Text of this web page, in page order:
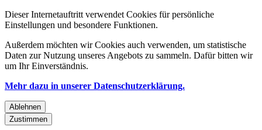
Dieser Internetauftritt verwendet Cookies für persönliche
Einstellungen und besondere Funktionen.
Außerdem möchten wir Cookies auch verwenden, um statistische
Daten zur Nutzung unseres Angebots zu sammeln. Dafür bitten wir
um Ihr Einverständnis.
Mehr dazu in unserer Datenschutzerklärung.
Ablehnen
Zustimmen